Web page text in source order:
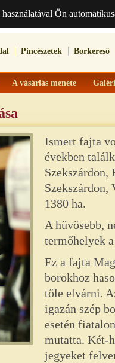
Ön
Pincészetek Borkereső
A vásárlás menete
Ismert fajta
években
Szekszárdon,
Szekszárdon,
1380 ha.
A hűvösebb,
termőhelyek
Ez a fajta
borokhoz
tőle elvárni.
igazán szép
esetén
mutatta. Két-
jegyeket